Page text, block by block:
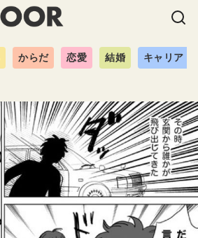
からだ 恋愛 結婚 キャリア